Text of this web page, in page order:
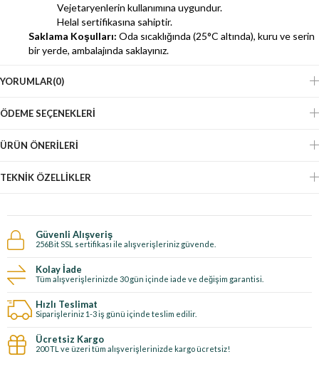
Vejetaryenlerin kullanımına uygundur.
Helal sertifikasına sahiptir.
Saklama Koşulları: Oda sıcaklığında (25°C altında), kuru ve serin
bir yerde, ambalajında saklayınız.
YORUMLAR(0)
ÖDEME SEÇENEKLERI
ÜRÜN ÖNERILERI
TEKNIK ÖZELLIKLER
Güvenli Alışveriş
256Bit SSL sertifikası ile alışverişleriniz güvende.
Kolay İade
Tüm alışverişlerinizde 30 gün içinde iade ve değişim garantisi.
Hızlı Teslimat
Siparişleriniz 1-3 iş günü içinde teslim edilir.
Ücretsiz Kargo
200 TL ve üzeri tüm alışverişlerinizde kargo ücretsiz!